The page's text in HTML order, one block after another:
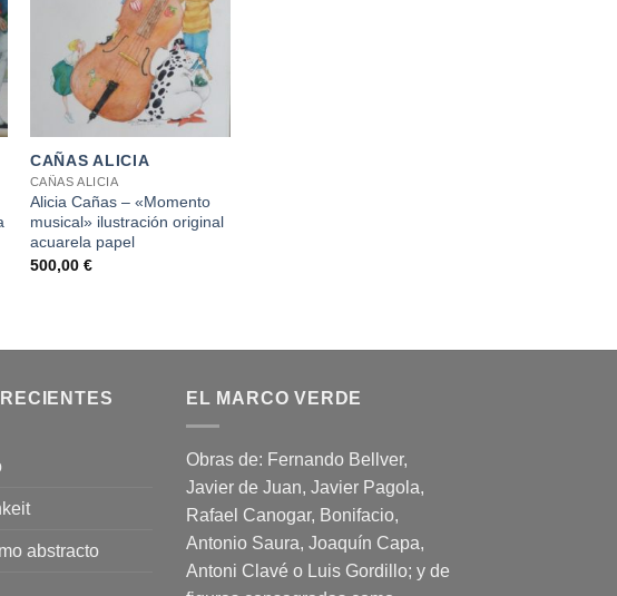
CAÑAS ALICIA
CAÑAS ALICIA
Alicia Cañas – «Momento
musical» ilustración original
acuarela papel
500,00 €
abstracto
EL MARCO VERDE
Obras de: Fernando Bellver,
Javier de Juan, Javier Pagola,
Rafael Canogar, Bonifacio,
Antonio Saura, Joaquín Capa,
Antoni Clavé o Luis Gordillo; y de